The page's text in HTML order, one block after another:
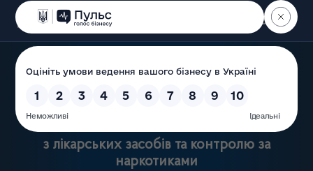
Пошук
Державна служба України
з лікарських засобів та контролю за
наркотиками